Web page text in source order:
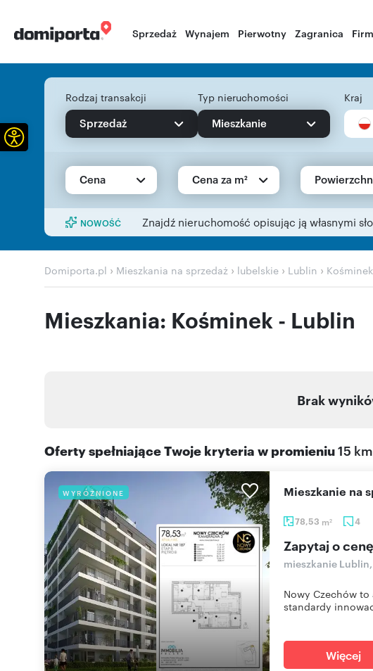
Sprzedaż Wynajem Pierwotny Zagranica
Rodzaj transakcji
Sprzedaż
Typ nieruchomości
Mieszkanie
Kraj
Cena Cena za m²
NOWOŚĆ Znajdź nieruchomość opisując ją własnymi
Domiporta.pl › Mieszkania na sprzedaż › lubelskie › Lublin › Kośminek
Mieszkania: Kośminek - Lublin
Brak
Oferty spełniające Twoje kryteria w promieniu15 km
WYRÓŻNIONE
78,53 m2 4
mieszkanie na
Zapytaj o cenę
mieszkanie Lublin,
Nowy Czechów
standardy
Więcej
Otwórz pasek narzędzi